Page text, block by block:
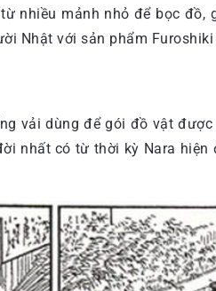
nhiều mảnh nhỏ để bọc
Nhật với sản phẩm
vải dùng để gói đồ vật
nhất có từ thời kỳ Nara